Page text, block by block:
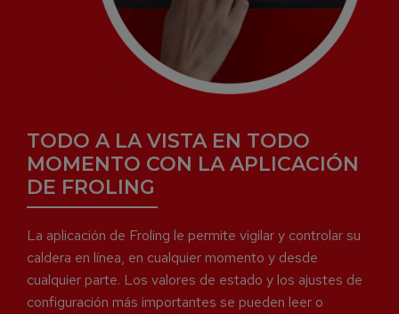
TODO A LA VISTA EN TODO
MOMENTO CON LA APLICACIÓN
DE FROLING
La aplicación de Froling le permite vigilar y controlar su
caldera en línea, en cualquier momento y desde
cualquier parte. Los valores de estado y los ajustes de
configuración más importantes se pueden leer o